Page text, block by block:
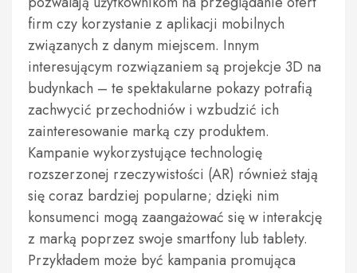
firm czy korzystanie z aplikacji mobilnych
związanych z danym miejscem. Innym
interesującym rozwiązaniem są projekcje 3D na
budynkach – te spektakularne pokazy potrafią
zachwycić przechodniów i wzbudzić ich
zainteresowanie marką czy produktem.
Kampanie wykorzystujące technologię
rozszerzonej rzeczywistości (AR) również stają
się coraz bardziej popularne; dzięki nim
konsumenci mogą zaangażować się w interakcję
z marką poprzez swoje smartfony lub tablety.
Przykładem może być kampania promująca